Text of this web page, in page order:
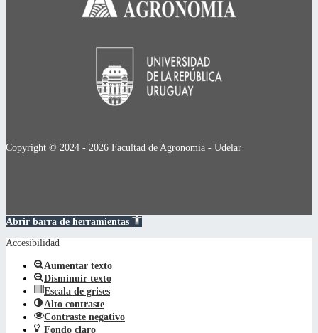
Copyright © 2024 - 2026 Facultad de Agronomía - Udelar
Abrir barra de herramientas
Accesibilidad
Aumentar texto
Disminuir texto
Escala de grises
Alto contraste
Contraste negativo
Fondo claro